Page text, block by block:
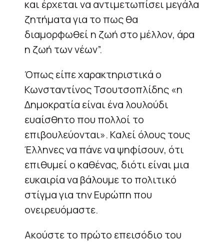
και έρχεται να αντιμετωπίσει μεγάλα
ζητήματα για το πως θα
διαμορφωθεί η ζωή στο μέλλον, άρα
η ζωή των νέων”.
Όπως είπε χαρακτηριστικά ο
Κωνσταντίνος Τσουτσοπλίδης «η
Δημοκρατία είναι ένα λουλούδι
ευαίσθητο που πολλοί το
επιβουλεύονται». Καλεί όλους τους
Έλληνες να πάνε να ψηφίσουν, ότι
επιθυμεί ο καθένας, διότι είναι μια
ευκαιρία να βάλουμε το πολιτικό
στίγμα για την Ευρώπη που
ονειρευόμαστε.
Ακούστε το πρώτο επεισόδιο του